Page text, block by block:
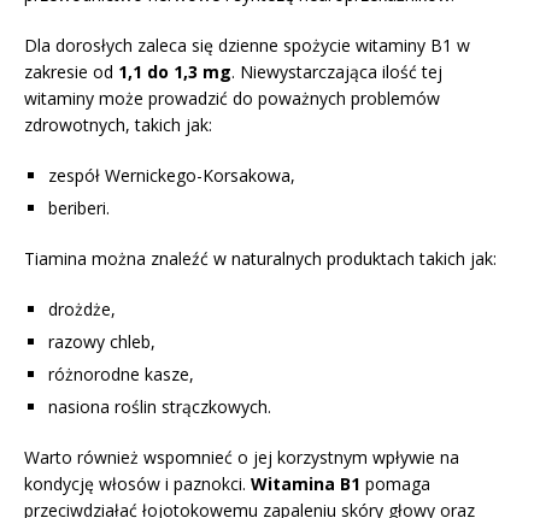
Dla dorosłych zaleca się dzienne spożycie witaminy B1 w
zakresie od 1,1 do 1,3 mg. Niewystarczająca ilość tej
witaminy może prowadzić do poważnych problemów
zdrowotnych, takich jak:
zespół Wernickego-Korsakowa,
beriberi.
Tiamina można znaleźć w naturalnych produktach takich jak:
drożdże,
razowy chleb,
różnorodne kasze,
nasiona roślin strączkowych.
Warto również wspomnieć o jej korzystnym wpływie na
kondycję włosów i paznokci. Witamina B1 pomaga
przeciwdziałać łojotokowemu zapaleniu skóry głowy oraz